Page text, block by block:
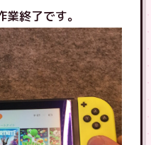
終了です。